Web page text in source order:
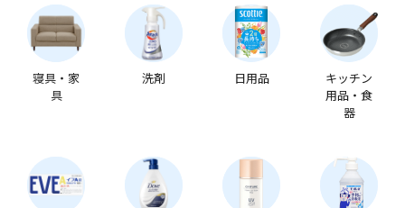
寝具・家
具
洗剤 日用品
キッチン
用品・食
器